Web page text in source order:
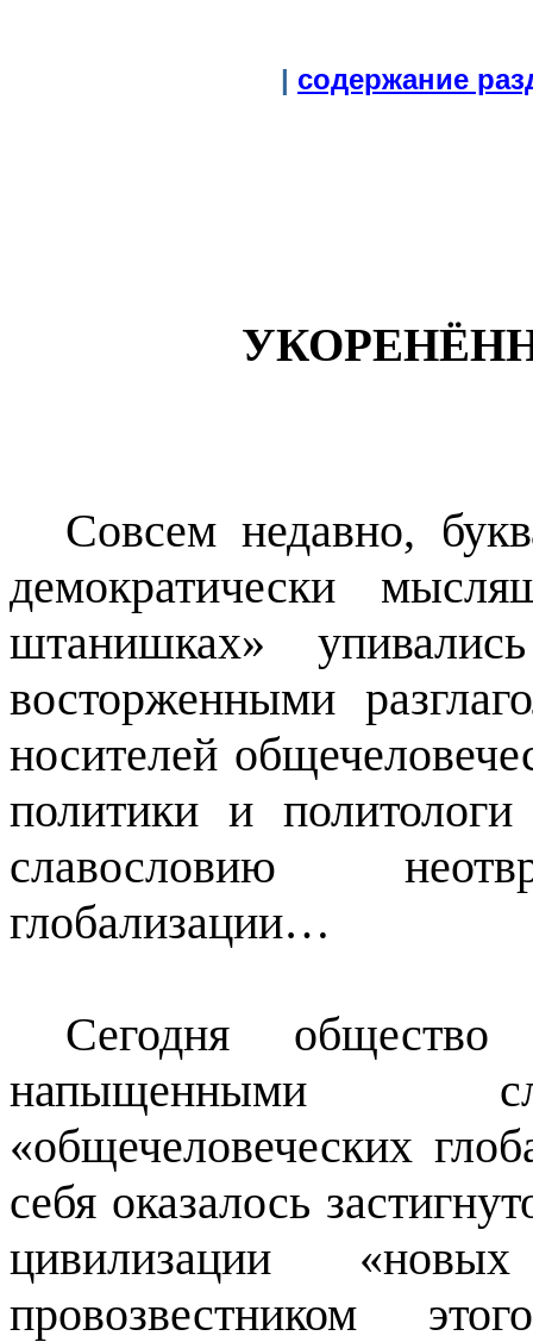
| содержание
Совсем недавно,
демократически
штанишках»
восторженными
носителей
политики и
славословию
глобализации…
Сегодня
напыщенными
«общечеловеческих
себя оказалось
цивилизации
провозвестником